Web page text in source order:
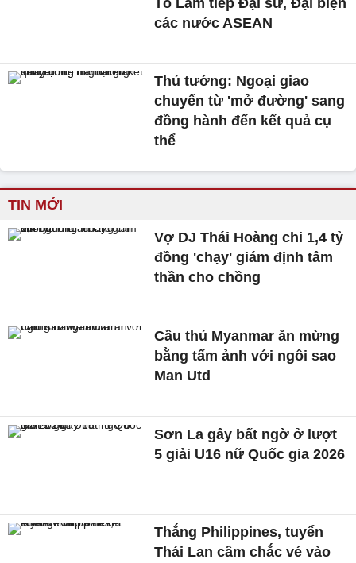
các nước ASEAN
Thủ tướng: Ngoại giao
chuyển từ 'mở đường' sang
đồng hành đến kết quả cụ
thể
TIN MỚI
Vợ DJ Thái Hoàng chi 1,4 tỷ
đồng 'chạy' giám định tâm
thần cho chồng
Cầu thủ Myanmar ăn mừng
bằng tấm ảnh với ngôi sao
Man Utd
Sơn La gây bất ngờ ở lượt
5 giải U16 nữ Quốc gia 2026
Thắng Philippines, tuyển
Thái Lan cầm chắc vé vào